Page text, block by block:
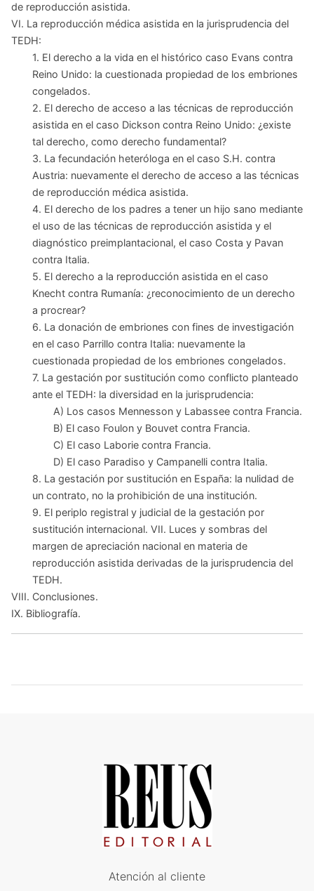
de reproducción asistida.
VI. La reproducción médica asistida en la jurisprudencia del
TEDH:
1. El derecho a la vida en el histórico caso Evans contra
Reino Unido: la cuestionada propiedad de los embriones
congelados.
2. El derecho de acceso a las técnicas de reproducción
asistida en el caso Dickson contra Reino Unido: ¿existe
tal derecho, como derecho fundamental?
3. La fecundación heteróloga en el caso S.H. contra
Austria: nuevamente el derecho de acceso a las técnicas
de reproducción médica asistida.
4. El derecho de los padres a tener un hijo sano mediante
el uso de las técnicas de reproducción asistida y el
diagnóstico preimplantacional, el caso Costa y Pavan
contra Italia.
5. El derecho a la reproducción asistida en el caso
Knecht contra Rumanía: ¿reconocimiento de un derecho
a procrear?
6. La donación de embriones con fines de investigación
en el caso Parrillo contra Italia: nuevamente la
cuestionada propiedad de los embriones congelados.
7. La gestación por sustitución como conflicto planteado
ante el TEDH: la diversidad en la jurisprudencia:
A) Los casos Mennesson y Labassee contra Francia.
B) El caso Foulon y Bouvet contra Francia.
C) El caso Laborie contra Francia.
D) El caso Paradiso y Campanelli contra Italia.
8. La gestación por sustitución en España: la nulidad de
un contrato, no la prohibición de una institución.
9. El periplo registral y judicial de la gestación por
sustitución internacional. VII. Luces y sombras del
margen de apreciación nacional en materia de
reproducción asistida derivadas de la jurisprudencia del
TEDH.
VIII. Conclusiones.
IX. Bibliografía.
Atención al cliente